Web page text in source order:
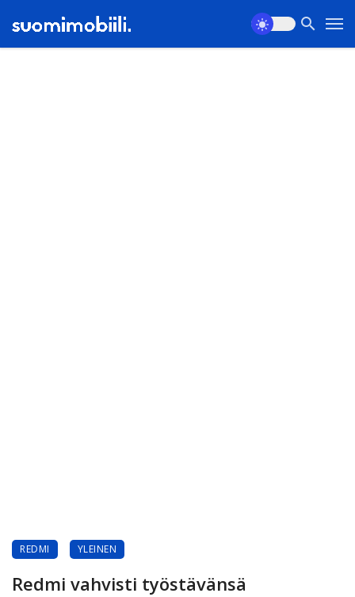
REDMI YLEINEN
Redmi vahvisti työstävänsä